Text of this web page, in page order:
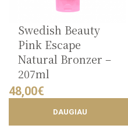
Swedish Beauty
Pink Escape
Natural Bronzer –
207ml
48,00€
DAUGIAU